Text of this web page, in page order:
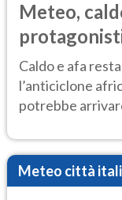
Meteo,
Caldo e afa
l’anticiclone
potrebbe
Meteo città